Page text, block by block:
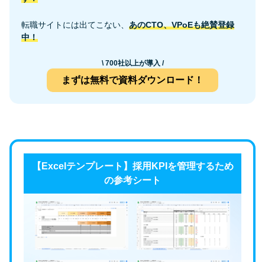
転職サイトには出てこない、 あのCTO、VPoEも絶賛登録
中！
\ 700社以上が導入 /
まずは無料で資料ダウンロード！
【Excelテンプレート】採用KPIを管理するため
の参考シート